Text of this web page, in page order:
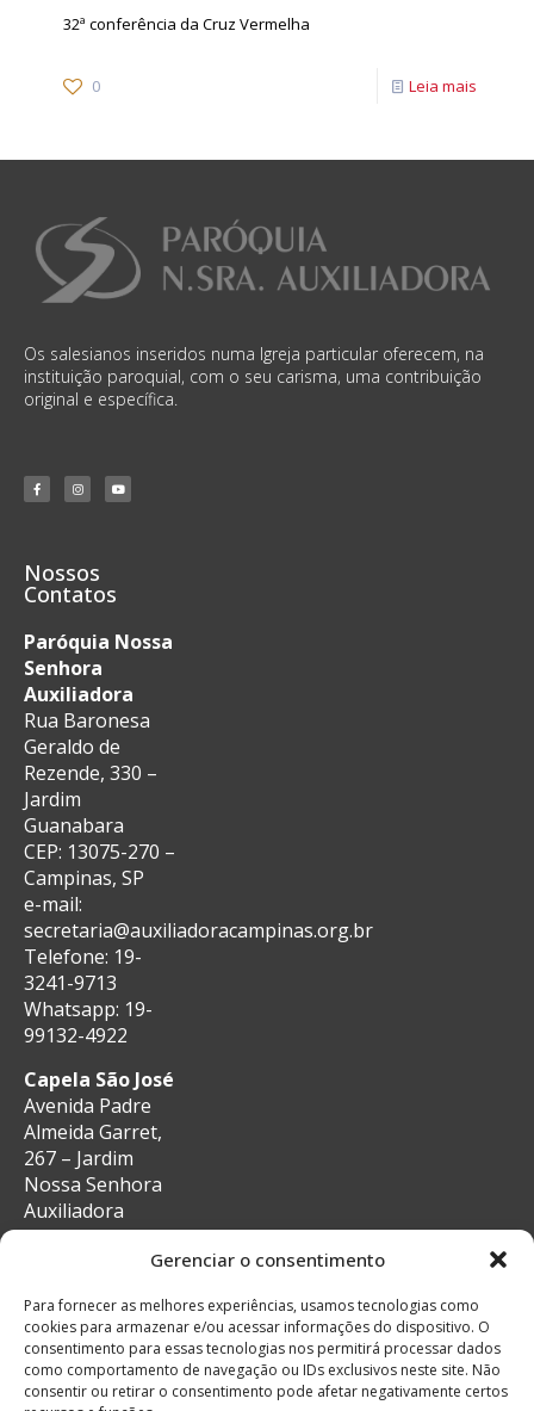
Gerenciar o consentimento
Para fornecer as melhores experiências, usamos tecnologias como
cookies para armazenar e/ou acessar informações do dispositivo. O
consentimento para essas tecnologias nos permitirá processar dados
como comportamento de navegação ou IDs exclusivos neste site. Não
consentir ou retirar o consentimento pode afetar negativamente certos
32ª conferência da Cruz Vermelha
0 Leia mais
Os salesianos inseridos numa Igreja particular oferecem, na
instituição paroquial, com o seu carisma, uma contribuição
original e específica.
Nossos
Contatos
Paróquia Nossa
Senhora
Auxiliadora
Rua Baronesa
Geraldo de
Rezende, 330 –
Jardim
Guanabara
CEP: 13075-270 –
Campinas, SP
e-mail:
secretaria@auxiliadoracampinas.org.br
Telefone: 19-
3241-9713
Whatsapp: 19-
99132-4922
Capela São José
Avenida Padre
Almeida Garret,
267 – Jardim
Nossa Senhora
Auxiliadora
CEP: 13087-29 –
secretaria@auxiliadoracampinas.org.br
Telefone: 19-
3241-9713
Whatsapp: 19-